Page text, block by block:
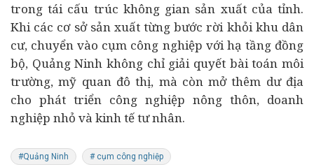
trong tái cấu trúc không gian sản xuất của tỉnh.
Khi các cơ sở sản xuất từng bước rời khỏi khu dân
cư, chuyển vào cụm công nghiệp với hạ tầng đồng
bộ, Quảng Ninh không chỉ giải quyết bài toán môi
trường, mỹ quan đô thị, mà còn mở thêm dư địa
cho phát triển công nghiệp nông thôn, doanh
nghiệp nhỏ và kinh tếtư nhân.
#Quảng Ninh # cụm công nghiệp